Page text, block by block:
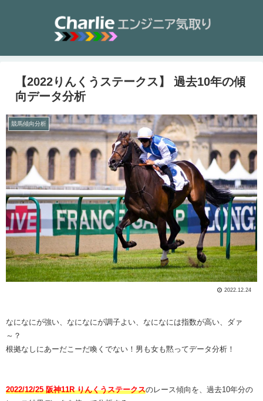
【2022りんくうステークス】 過去10年の傾
向データ分析
競馬傾向分析
2022.12.24
なになにが強い、なになにが調子よい、なになには指数が高い、ダァ
～？
根拠なしにあーだこーだ喚くでない！男も女も黙ってデータ分析！
2022/12/25 阪神11R りんくうステークスのレース傾向を、過去10年分の